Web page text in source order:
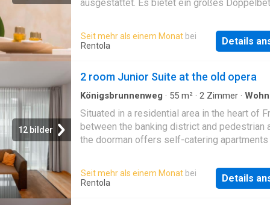
ausgestattet. Es bietet ein großes
große Arbeitsfläche und bietet eine
Internet, das mit einem Kabel als auch mit
erfolgen kann. Eine voll ausgestattete
Nachbarschaft Das Apartment befindet sich in
zentraler Lage in einer ruhigen Seitenstraße
altem Baumbestand im bevorzugten
des Frankfurter Westends und ist nur weinige
Gehminuten vom Frankfurter Hauptbahnhof,
Bankenvierund 800 meter vom Opernplatz
(Lebensmitgeschäfte, Bäckerei, Reinigung,
etc.) sind nur 300 meter entfernt und die
Seit mehr als einem Monat bei
Rentola
Details
12 bilder
2 room Junior Suite at the old opera
Königsbrunnenweg · 55 m² · 2 Zimmer ·
Situated in a residential area in the heart of
between the banking district and pedestrian
the doorman offers self-catering apartments
welcome you 365 days with our value: Feels
coming home. The spacious apartments
comfortable and exclusive living and working
Seit mehr als einem Monat bei
Rentola
Details